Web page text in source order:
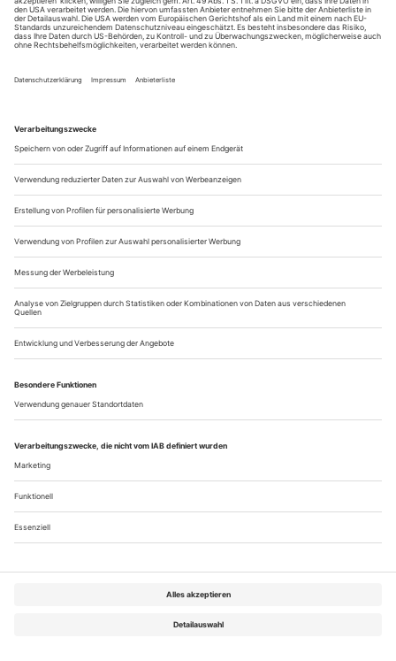
TANZ AKADEMIE ZÜRICH
Zürcher Hochschule der Künste. Die Professionelle
Pfingstweidstrasse 96, Postfach, CH-8031 Zürich Tel. +41-
Zum Inhaltsverzeichnis